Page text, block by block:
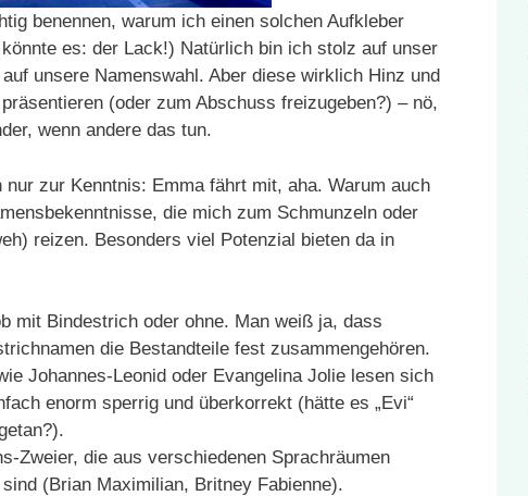
benennen, warum ich einen solchen Aufkleber
es: der Lack!) Natürlich bin ich stolz auf unser
unsere Namenswahl. Aber diese wirklich Hinz und
(oder zum Abschuss freizugeben?) – nö,
wenn andere das tun.
zur Kenntnis: Emma fährt mit, aha. Warum auch
die mich zum Schmunzeln oder
reizen. Besonders viel Potenzial bieten da in
mit Bindestrich oder ohne. Man weiß ja, dass
die Bestandteile fest zusammengehören.
Johannes-Leonid oder Evangelina Jolie lesen sich
enorm sperrig und überkorrekt (hätte es „Evi“
Zweier, die aus verschiedenen Sprachräumen
(Brian Maximilian, Britney Fabienne).